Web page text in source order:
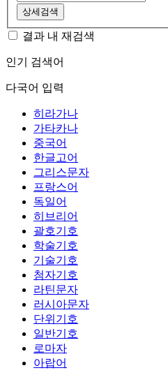
상세검색
결과 내 재검색
인기 검색어
다국어 입력
히라가나
가타카나
중국어
한글고어
그리스문자
프랑스어
독일어
히브리어
괄호기호
학술기호
기술기호
첨자기호
라틴문자
러시아문자
단위기호
일반기호
로마자
아랍어